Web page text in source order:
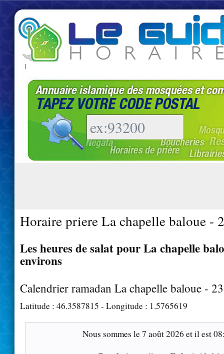
|
Horaire priere La chapelle baloue -
Les heures de salat pour La chapelle
environs
Calendrier ramadan La chapelle baloue -
Latitude : 46.3587815 - Longitude : 1.5765619
Nous sommes le7 août 2026 et il est